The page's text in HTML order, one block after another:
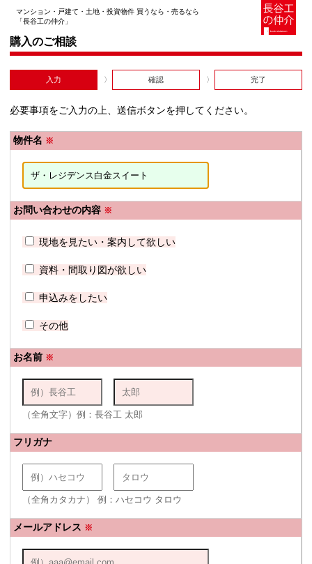
マンション・戸建て・土地・投資物件 買うなら・売るなら
「長谷工の仲介」
購入のご相談
入力 確認 完了
必要事項をご入力の上、送信ボタンを押してください。
物件名 ※
お問い合わせの内容 ※
現地を見たい・案内して欲しい
資料・間取り図が欲しい
申込みをしたい
その他
お名前 ※
（全角文字）例：長谷工 太郎
フリガナ
（全角カタカナ） 例：ハセコウ タロウ
メールアドレス ※